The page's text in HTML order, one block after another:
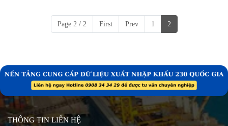
xuất khẩu, khẳng định vị thế quan
trọng trong cán cân thương mại toàn
hơn bao giờ hết. Dữ liệu này không
chỉ giúp doanh nghiệp tuân thủ các
Page 2 / 2 First Prev 1 2
THÔNG TIN LIÊN HỆ